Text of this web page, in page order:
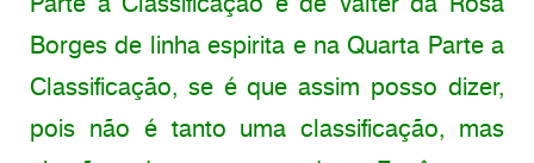
Borges de linha espirita e na Quarta Parte a
Classificação, se é que assim posso dizer,
pois não é tanto uma classificação, mas